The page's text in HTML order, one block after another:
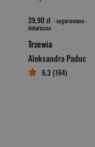
39,90 zł - sugerowana cena
detaliczna
Trzewia
Aleksandra Paduch
6,3 (164)